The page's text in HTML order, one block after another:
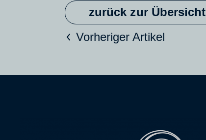
zurück zur Übersicht
Vorheriger Artikel